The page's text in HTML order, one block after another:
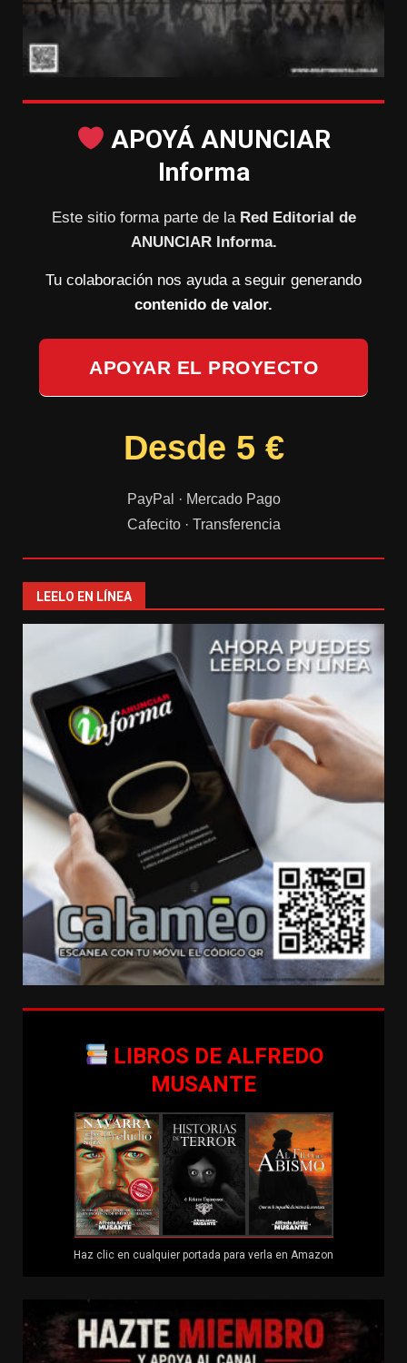
APOYÁ ANUNCIAR
Informa
Este sitio forma parte de la Red Editorial de
ANUNCIAR Informa.
Tu colaboración nos ayuda a seguir generando
contenido de valor.
APOYAR EL PROYECTO
Desde 5 €
PayPal · Mercado Pago
Cafecito · Transferencia
LEELO EN LÍNEA
LIBROS DE ALFREDO
MUSANTE
Haz clic en cualquier portada para verla en Amazon